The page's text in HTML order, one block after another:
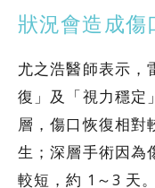
狀況會造成傷
尤之浩醫師表示，
復」及「視力穩定
層，傷口恢復相對
生；深層手術因為
較短，約 1～3 天。